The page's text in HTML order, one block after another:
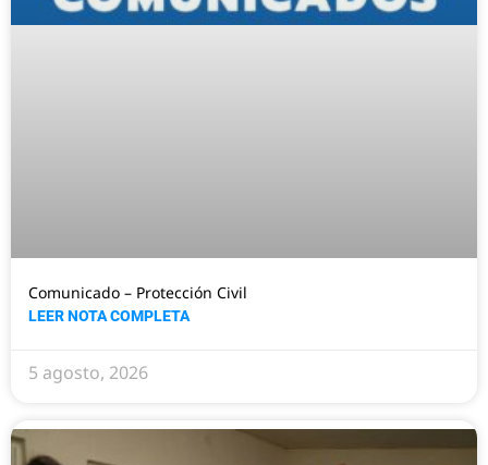
Comunicado – Protección Civil
LEER NOTA COMPLETA
5 agosto, 2026